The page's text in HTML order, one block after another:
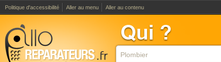
Politique d'accessibilité Aller au menu Aller au contenu